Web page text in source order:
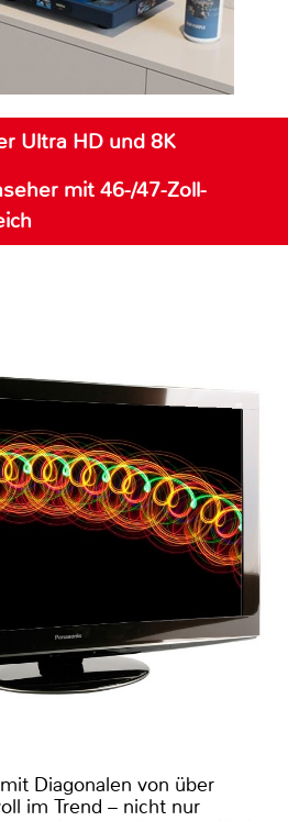
Ultra HD und 8K
mit 46-/47-Zoll-
Diagonalen von über
im Trend – nicht nur